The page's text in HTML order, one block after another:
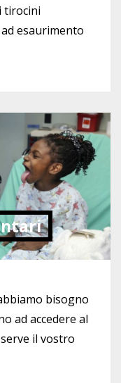
tirocini
esaurimento
bisogno
ad accedere al
il vostro